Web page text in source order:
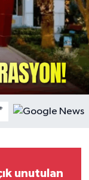
unutulan